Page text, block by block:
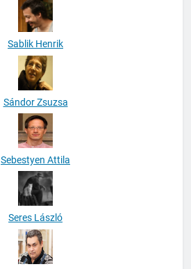
Sablik Henrik
Sándor Zsuzsa
Sebestyen Attila
Seres László